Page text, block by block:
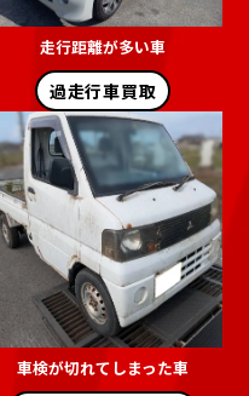
走行距離が多い車
過走行車買取
車検が切れてしまった車